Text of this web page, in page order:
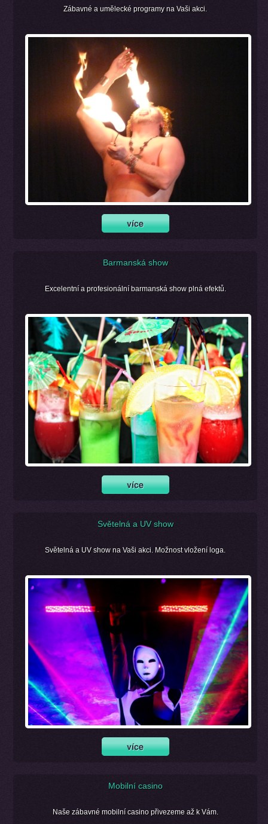
Zábavné a umělecké programy na Vaši akci.
Barmanská show
Excelentní a profesionální barmanská show plná efektů.
Světelná a UV show
Světelná a UV show na Vaši akci. Možnost vložení loga.
Mobilní casino
Naše zábavné mobilní casino přivezeme až k Vám.